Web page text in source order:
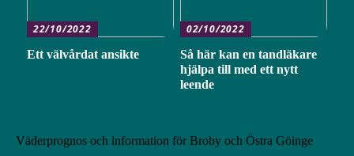
22/10/2022
Ett välvårdat ansikte
02/10/2022
Så här kan en tandläkare
hjälpa till med ett nytt
leende
Väderprognos och information för Broby och Östra Göinge